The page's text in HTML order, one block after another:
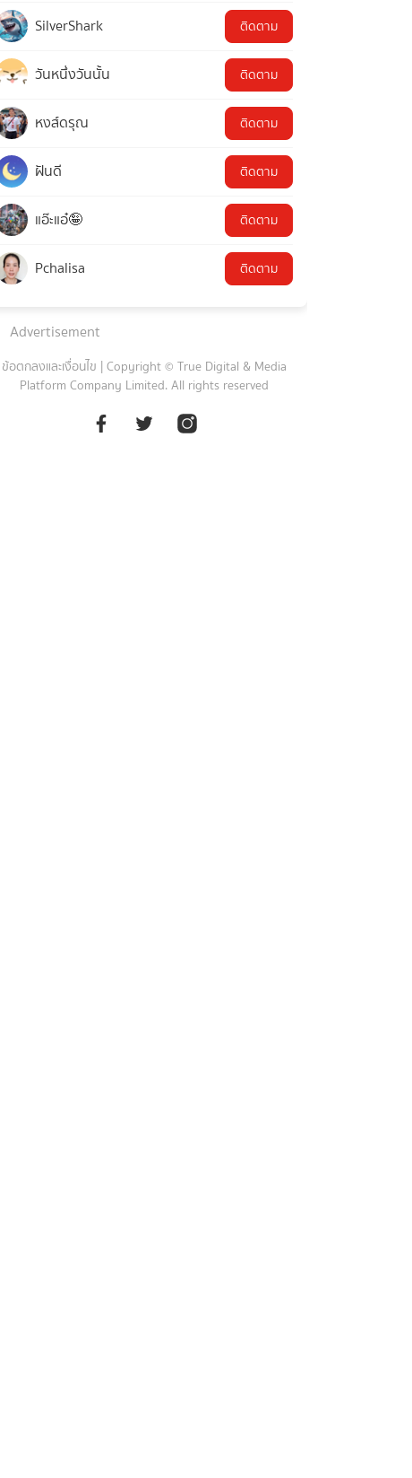
SilverShark ติดตาม
วันหนึ่งวันนั้น ติดตาม
หงส์ดรุณ ติดตาม
ฝันดี ติดตาม
แอ๊ะแอ๋🤪 ติดตาม
Pchalisa ติดตาม
Advertisement
ข้อตกลงและเงื่อนไข | Copyright © True Digital & Media
Platform Company Limited. All rights reserved